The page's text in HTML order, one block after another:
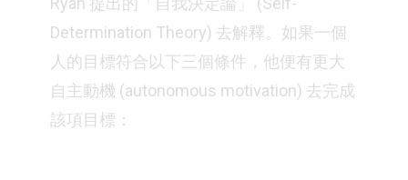
Determination Theory) 去解釋。如果一個
人的目標符合以下三個條件，他便有更大
自主動機 (autonomous motivation) 去完成
該項目標：